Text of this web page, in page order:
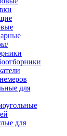
для
для